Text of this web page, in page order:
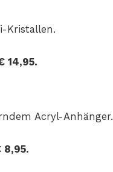
Kristallen.
14,95.
Acryl-Anhänger.
8,95.